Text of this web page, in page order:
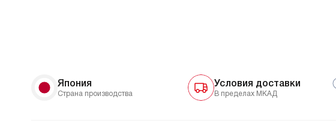
Условия доставки
В пределах МКАД
Япония
Страна производства